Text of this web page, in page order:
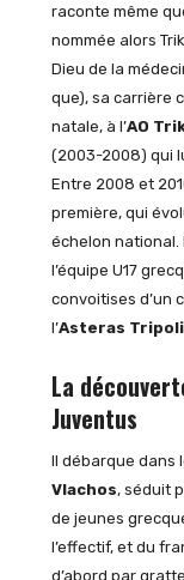
raconte même
nommée alors
Dieu de la
que), sa carrière
natale, à l’AO
(2003-2008) qui
Entre 2008 et
première, qui
échelon national.
l’équipe U17
convoitises d’un
l’Asteras
La
Juventus
Il débarque dans
Vlachos, séduit
de jeunes
l’effectif, et du
d’abord par